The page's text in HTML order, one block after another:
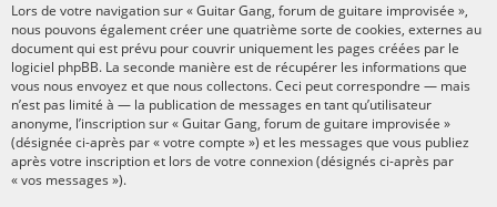
Lors de votre navigation sur « Guitar Gang, forum de guitare improvisée »,
nous pouvons également créer une quatrième sorte de cookies, externes au
document qui est prévu pour couvrir uniquement les pages créées par le
logiciel phpBB. La seconde manière est de récupérer les informations que
vous nous envoyez et que nous collectons. Ceci peut correspondre — mais
n’est pas limité à — la publication de messages en tant qu’utilisateur
anonyme, l’inscription sur « Guitar Gang, forum de guitare improvisée »
(désignée ci-après par « votre compte ») et les messages que vous publiez
après votre inscription et lors de votre connexion (désignés ci-après par
« vos messages »).